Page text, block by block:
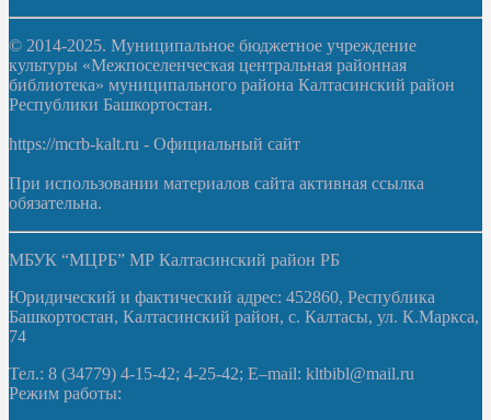
© 2014-2025. Муниципальное бюджетное учреждение
культуры «Межпоселенческая центральная районная
библиотека» муниципального района Калтасинский район
Республики Башкортостан.
https://mcrb-kalt.ru - Официальный сайт
При использовании материалов сайта активная ссылка
обязательна.
МБУК “МЦРБ” МР Калтасинский район РБ
Юридический и фактический адрес: 452860, Республика
Башкортостан, Калтасинский район, с. Калтасы, ул. К.Маркса,
74
Тел.: 8 (34779) 4-15-42; 4-25-42; E–mail: kltbibl@mail.ru
Режим работы: